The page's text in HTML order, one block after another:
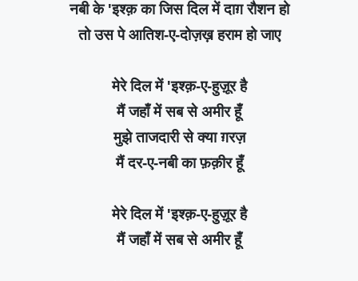
नबी के 'इश्क़ का जिस दिल में दाग़ रौशन हो
तो उस पे आतिश-ए-दोज़ख़ हराम हो जाए
मेरे दिल में 'इश्क़-ए-हुज़ूर है
मैं जहाँ में सब से अमीर हूँ
मुझे ताजदारी से क्या ग़रज़
मैं दर-ए-नबी का फ़क़ीर हूँ
मेरे दिल में 'इश्क़-ए-हुज़ूर है
मैं जहाँ में सब से अमीर हूँ